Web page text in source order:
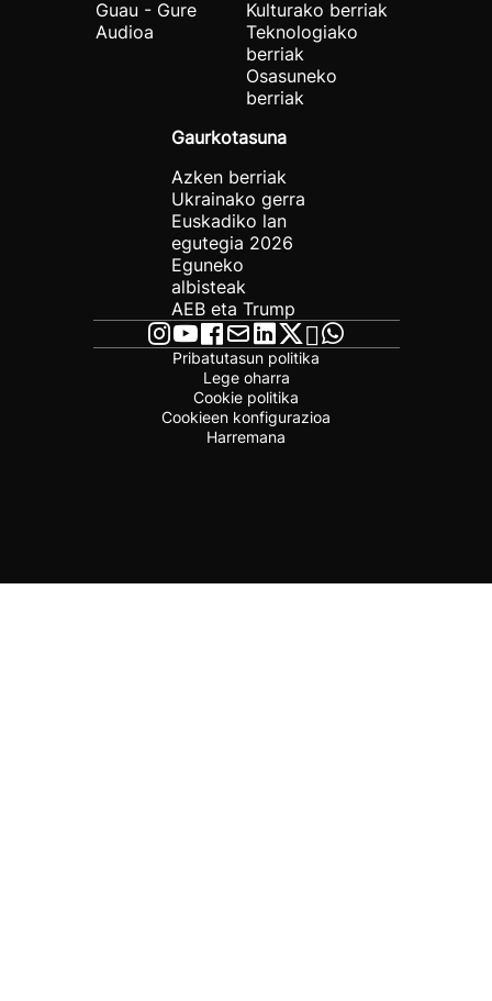
Guau - Gure
Audioa
Kulturako berriak
Teknologiako
berriak
Osasuneko
berriak
Gaurkotasuna
Azken berriak
Ukrainako gerra
Euskadiko lan
egutegia 2026
Eguneko
albisteak
AEB eta Trump
Pribatutasun politika
Lege oharra
Cookie politika
Cookieen konfigurazioa
Harremana